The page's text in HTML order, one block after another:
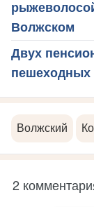
Волжском
Двух
пешеходных
Волжский
2